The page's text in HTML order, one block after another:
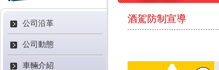
公司沿革
公司動態
車輛介紹
酒駕防制宣導